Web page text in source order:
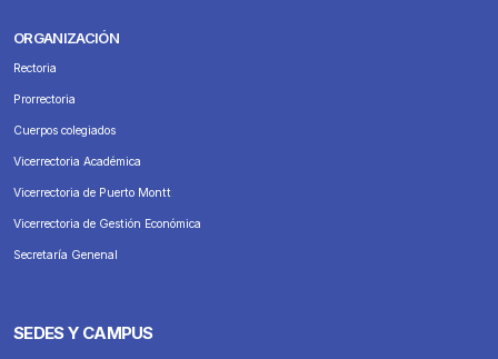
ORGANIZACIÓN
Rectoria
Prorrectoria
Cuerpos colegiados
Vicerrectoria Académica
Vicerrectoria de Puerto Montt
Vicerrectoria de Gestión Económica
Secretaría Genenal
SEDES Y CAMPUS